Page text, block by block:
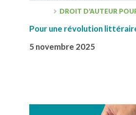
DROIT D’AUTEUR
Pour une révolution
5 novembre 2025